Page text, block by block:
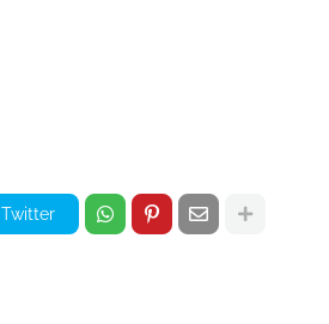
Twitter